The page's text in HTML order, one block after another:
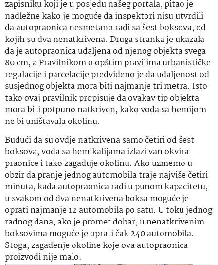
zapisniku koji je u posjedu našeg portala, pitao je
nadležne kako je moguće da inspektori nisu utvrdili
da autopraonica nesmetano radi sa šest boksova, od
kojih su dva nenatkrivena. Druga stranka je ukazala
da je autopraonica udaljena od njenog objekta svega
80 cm, a Pravilnikom o opštim pravilima urbanističke
regulacije i parcelacije predviđeno je da udaljenost od
susjednog objekta mora biti najmanje tri metra. Isto
tako ovaj pravilnik propisuje da ovakav tip objekta
mora biti potpuno natkriven, kako voda sa hemijom
ne bi uništavala okolinu.
Budući da su ovdje natkrivena samo četiri od šest
boksova, voda sa hemikalijama izlazi van okvira
praonice i tako zagađuje okolinu. Ako uzmemo u
obzir da pranje jednog automobila traje najviše četiri
minuta, kada autopraonica radi u punom kapacitetu,
u svakom od dva nenatkrivena boksa moguće je
oprati najmanje 12 automobila po satu. U toku jednog
radnog dana, ako je promet dobar, u nenatkrivenim
boksovima moguće je oprati čak 240 automobila.
Stoga, zagađenje okoline koje ova autopraonica
proizvodi nije malo.